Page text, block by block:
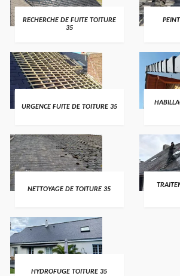
RECHERCHE DE FUITE TOITURE
35
URGENCE FUITE DE TOITURE 35
NETTOYAGE DE TOITURE 35
HYDROFUGE TOITURE 35